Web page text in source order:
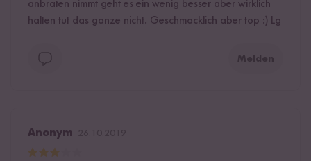
anbraten nimmt geht es ein wenig besser aber wirklich
halten tut das ganze nicht. Geschmacklich aber top :) Lg
Melden
Anonym